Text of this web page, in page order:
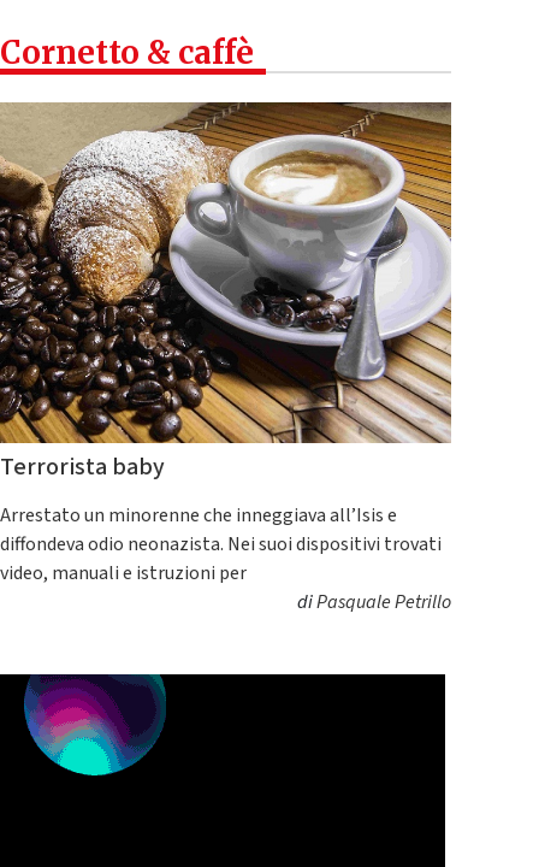
Cornetto & caffè
Terrorista baby
Arrestato un minorenne che inneggiava all’Isis e
diffondeva odio neonazista. Nei suoi dispositivi trovati
video, manuali e istruzioni per
diPasquale Petrillo